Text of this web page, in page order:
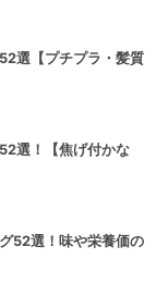
選【プチプラ・髪質
選！【焦げ付かな
52選！味や栄養価の